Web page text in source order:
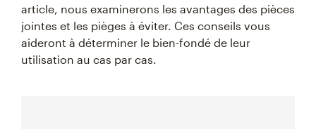
article, nous examinerons les avantages des pièces
jointes et les pièges à éviter. Ces conseils vous
aideront à déterminer le bien-fondé de leur
utilisation au cas par cas.